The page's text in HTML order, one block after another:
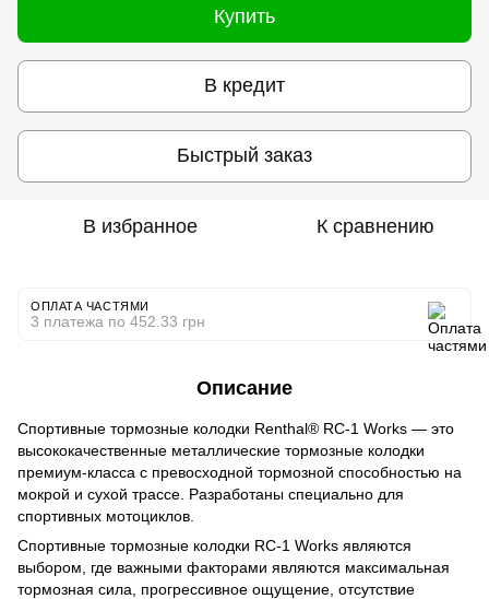
Купить
В кредит
Быстрый заказ
В избранное К сравнению
ОПЛАТА ЧАСТЯМИ
3 платежа по 452.33 грн
Описание
Спортивные тормозные колодки Renthal® RC-1 Works — это
высококачественные металлические тормозные колодки
премиум-класса с превосходной тормозной способностью на
мокрой и сухой трассе. Разработаны специально для
спортивных мотоциклов.
Спортивные тормозные колодки RC-1 Works являются
выбором, где важными факторами являются максимальная
тормозная сила, прогрессивное ощущение, отсутствие